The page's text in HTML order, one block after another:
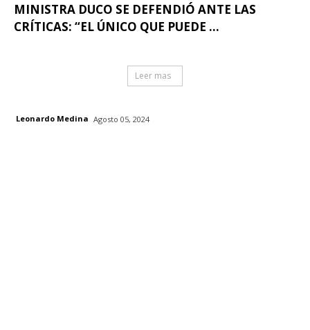
MINISTRA DUCO SE DEFENDIÓ ANTE LAS
CRÍTICAS: “EL ÚNICO QUE PUEDE ...
Leer mas
Leonardo Medina Agosto 05, 2024